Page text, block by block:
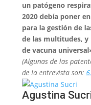
un patógeno
2020 debía poner
para la gestión de
de las multitudes, y
de vacuna
(Algunas de las
de la entrevista son:
Agustina